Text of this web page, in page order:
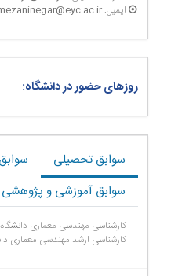
ایمیل:
روزهای حضور در دانشگاه:
سوابق تحصیلی
سوابق آموزشی و پژوهشی
کارشناسی مهندسی معماری دانشگاه
کارشناسی ارشد مهندسی معماری